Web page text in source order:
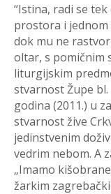
“Istina, radi se
prostora i
dok mu ne
oltar, s pomičnim
liturgijskim
stvarnost Župe
godina (2011.) u
stvarnost žive
jedinstvenim
vedrim nebom. A
„Imamo
žarkim